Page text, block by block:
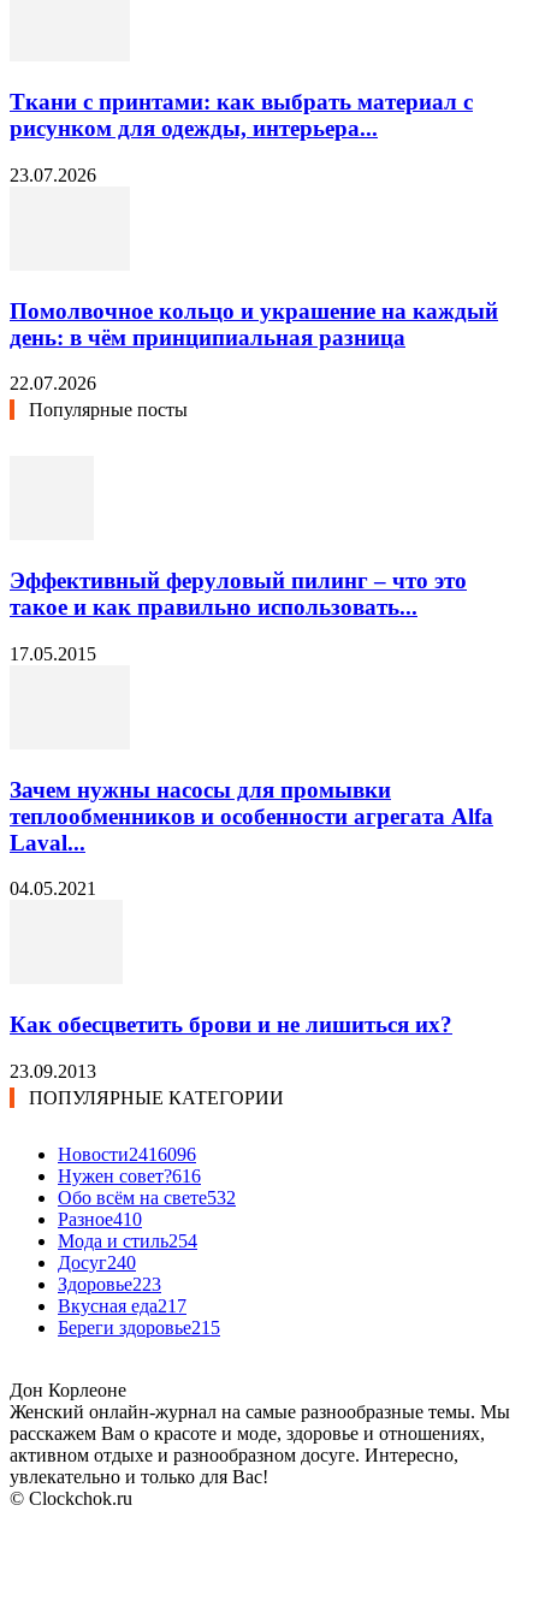
Ткани с принтами: как выбрать материал с
рисунком для одежды, интерьера...
23.07.2026
Помолвочное кольцо и украшение на каждый
день: в чём принципиальная разница
22.07.2026
Популярные посты
Эффективный феруловый пилинг – что это
такое и как правильно использовать...
17.05.2015
Зачем нужны насосы для промывки
теплообменников и особенности агрегата Alfa
Laval...
04.05.2021
Как обесцветить брови и не лишиться их?
23.09.2013
ПОПУЛЯРНЫЕ КАТЕГОРИИ
Новости2416096
Нужен совет?616
Обо всём на свете532
Разное410
Мода и стиль254
Досуг240
Здоровье223
Вкусная еда217
Береги здоровье215
Дон Корлеоне
Женский онлайн-журнал на самые разнообразные темы. Мы
расскажем Вам о красоте и моде, здоровье и отношениях,
активном отдыхе и разнообразном досуге. Интересно,
увлекательно и только для Вас!
© Clockchok.ru